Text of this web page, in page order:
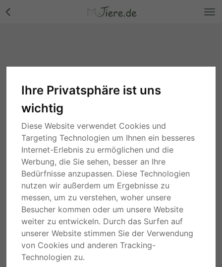
Ihre Privatsphäre ist uns
wichtig
Diese Website verwendet Cookies und
Targeting Technologien um Ihnen ein besseres
Internet-Erlebnis zu ermöglichen und die
Werbung, die Sie sehen, besser an Ihre
Bedürfnisse anzupassen. Diese Technologien
nutzen wir außerdem um Ergebnisse zu
messen, um zu verstehen, woher unsere
Besucher kommen oder um unsere Website
weiter zu entwickeln. Durch das Surfen auf
unserer Website stimmen Sie der Verwendung
von Cookies und anderen Tracking-
Technologien zu.